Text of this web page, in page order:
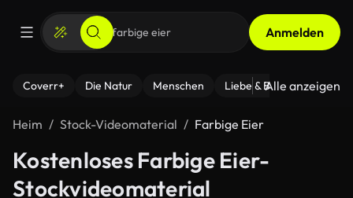
Anmelden
Coverr+ Die Natur Menschen Liebe & Beziehungen
Alle anzeigen
Heim Stock-Videomaterial Farbige Eier
Kostenloses Farbige Eier-
Stockvideomaterial